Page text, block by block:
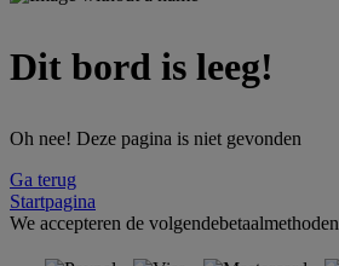
Dit bord is leeg!
Oh nee! Deze pagina is niet gevonden
Ga terug
Startpagina
We accepteren de volgendebetaalmethoden